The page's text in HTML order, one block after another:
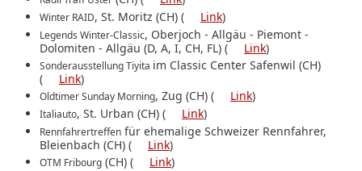
Winter RAID, St. Moritz (CH) ( Link)
Legends Winter-Classic, Oberjoch - Allgäu ‐ Piemont ‐
Dolomiten ‐ Allgäu (D, A, I, CH, FL) (
Link)
Sonderausstellung Tiyita im Classic Center Safenwil (CH)
(
Link)
Oldtimer Sunday Morning, Zug (CH) ( Link)
Italiauto, St. Urban (CH) ( Link)
Rennfahrertreffen für ehemalige Schweizer Rennfahrer,
Bleienbach (CH) (
Link)
OTM Fribourg (CH) ( Link)